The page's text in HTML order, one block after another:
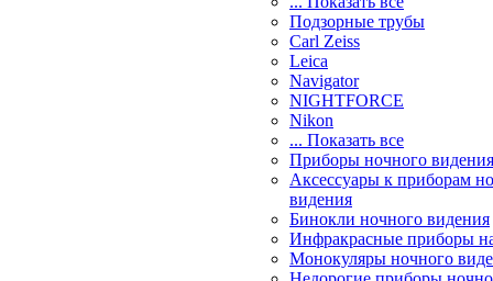
Подзорные трубы
Carl Zeiss
Leica
Navigator
NIGHTFORCE
Nikon
... Показать все
Приборы ночного видения
Аксессуары к приборам
видения
Бинокли ночного видения
Инфракрасные приборы
Монокуляры ночного